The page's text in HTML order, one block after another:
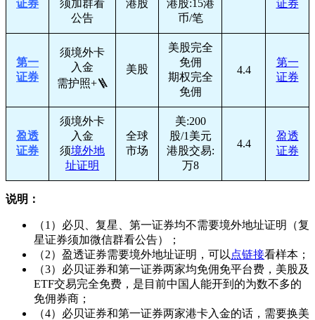
证券
须加群看
公告
港股
港股:15港
币/笔
证券
第一
证券
须境外卡
入金
需护照+🪜
美股
美股完全
免佣
期权完全
免佣
4.4
第一
证券
盈透
证券
须境外卡
入金
须境外地
址证明
全球
市场
美:200
股/1美元
港股交易:
万8
4.4
盈透
证券
说明：
（1）必贝、复星、第一证券均不需要境外地址证明（复
星证券须加微信群看公告）；
（2）盈透证券需要境外地址证明，可以 点链接看样本；
（3）必贝证券和第一证券两家均免佣免平台费，美股及
ETF交易完全免费，是目前中国人能开到的为数不多的
免佣券商；
（4）必贝证券和第一证券两家港卡入金的话，需要换美